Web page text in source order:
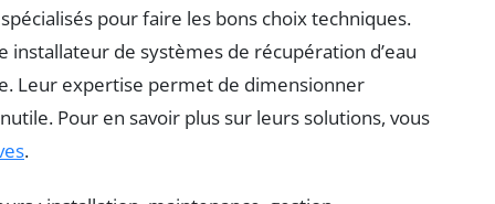
pour faire les bons choix techniques.
installateur de systèmes de récupération d’eau
Leur expertise permet de dimensionner
Pour en savoir plus sur leurs solutions, vous
.